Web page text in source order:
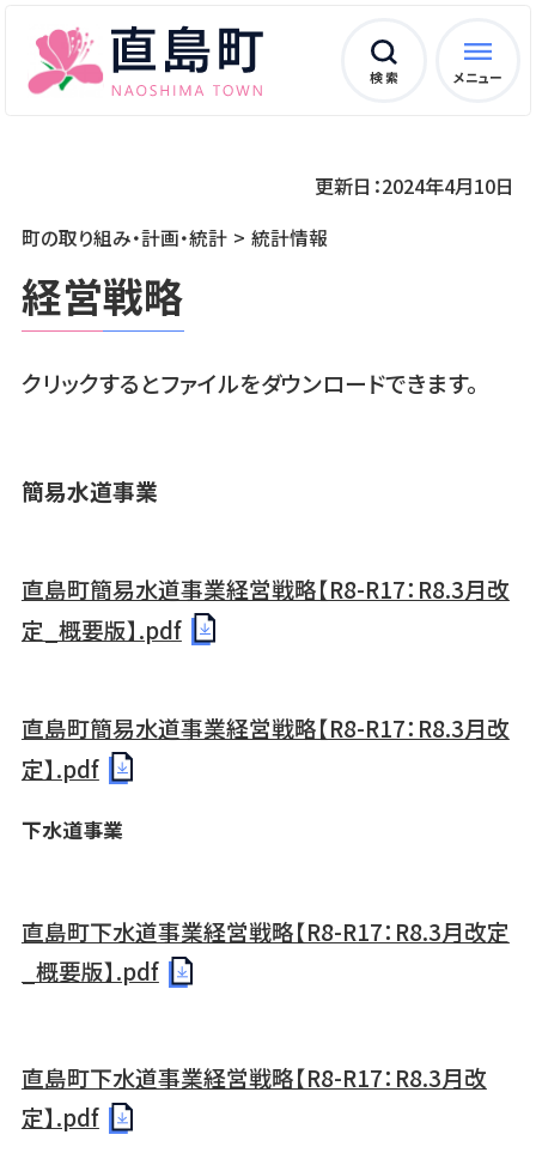
検 索 メニュー
町の取り組み・計画・統計 統計情報
更新日：2024年4月10日
経営戦略
クリックするとファイルをダウンロードできます。
簡易水道事業
直島町簡易水道事業経営戦略【R8-R17：R8.3月改
定_概要版】.pdf
直島町簡易水道事業経営戦略【R8-R17：R8.3月改
定】.pdf
下水道事業
直島町下水道事業経営戦略【R8-R17：R8.3月改定
_概要版】.pdf
直島町下水道事業経営戦略【R8-R17：R8.3月改
定】.pdf